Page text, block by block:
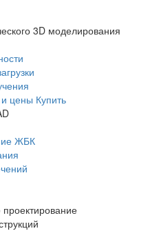
3D моделирования
цены Купить
ЖБК